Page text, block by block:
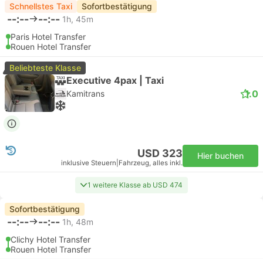
Schnellstes Taxi Sofortbestätigung
--:-- --:-- 1h, 45m
Paris Hotel Transfer
Rouen Hotel Transfer
Beliebteste Klasse
Executive 4pax | Taxi
Kamitrans 1.0
USD 323
inklusive Steuern Fahrzeug, alles inkl.
Hier buchen
1 weitere Klasse ab USD 474
Sofortbestätigung
--:-- --:-- 1h, 48m
Clichy Hotel Transfer
Rouen Hotel Transfer